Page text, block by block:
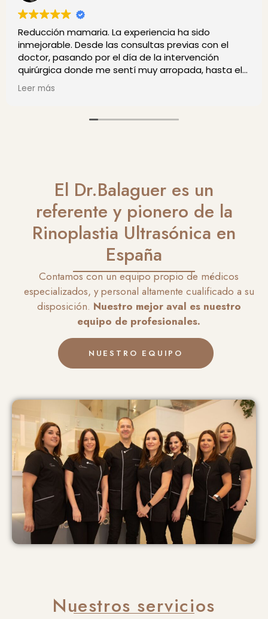
Muy contenta con la experiencia.
Muchas gracias Doctor Balaguer .
El Dr.Balaguer es un
referente y pionero de la
Rinoplastia Ultrasónica en
España
Contamos con un equipo propio de médicos
especializados, y personal altamente cualificado a su
disposición. Nuestro mejor aval es nuestro
equipo de profesionales.
NUESTRO EQUIPO
Nuestros servicios